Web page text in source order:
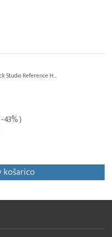
Studio Reference H...
43% )
košarico